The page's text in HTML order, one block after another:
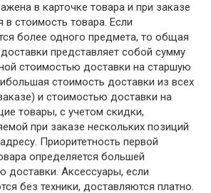
в карточке товара и при заказе
в стоимость товара. Если
более одного предмета, то общая
представляет собой сумму
стоимостью доставки на старшую
стоимость доставки из всех
и стоимостью доставки на
товары, с учетом скидки,
при заказе нескольких позиций
Приоритетность первой
определяется большей
доставки. Аксессуары, если
без техники, доставляются платно.